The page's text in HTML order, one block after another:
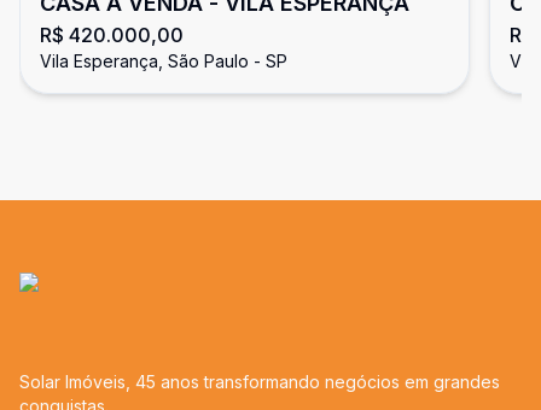
R$ 420.000,00
Vila Esperança, São Paulo - SP
Solar Imóveis, 45 anos transformando negócios em grandes
conquistas.